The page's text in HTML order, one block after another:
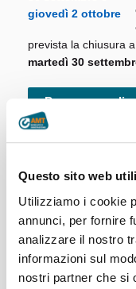
Questo sito web
Utilizziamo i cookie
annunci, per fornire
analizzare il nostro
informazioni sul
nostri partner che si
prevista la chiusura
martedì 30
Per saperne di
Ferrovia
effettuata con bus